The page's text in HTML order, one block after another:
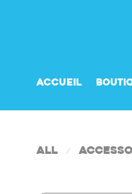
Accueil
All ⁄